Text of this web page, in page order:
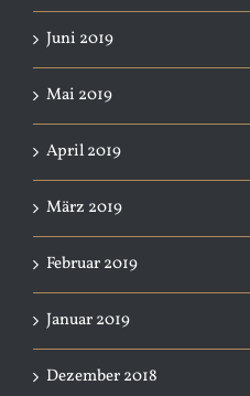
Juni 2019
Mai 2019
April 2019
März 2019
Februar 2019
Januar 2019
Dezember 2018